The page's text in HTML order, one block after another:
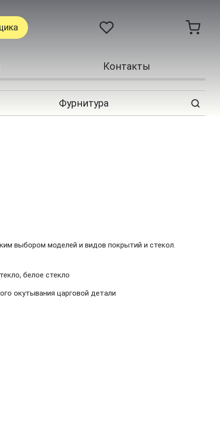
Контакты
Фурнитура
выбором моделей и видов покрытий и стекол.
белое стекло
окутывания царговой детали